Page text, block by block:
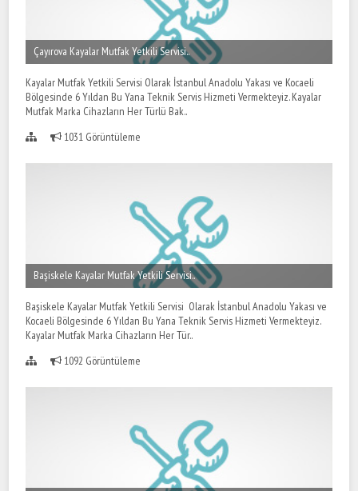
Çayırova Kayalar Mutfak Yetkili Servisi..
Kayalar Mutfak Yetkili Servisi Olarak İstanbul Anadolu Yakası ve Kocaeli
Bölgesinde 6 Yıldan Bu Yana Teknik Servis Hizmeti Vermekteyiz. Kayalar
Mutfak Marka Cihazların Her Türlü Bak..
1031 Görüntüleme
Başiskele Kayalar Mutfak Yetkili Servisi..
Başiskele Kayalar Mutfak Yetkili Servisi Olarak İstanbul Anadolu Yakası ve
Kocaeli Bölgesinde 6 Yıldan Bu Yana Teknik Servis Hizmeti Vermekteyiz.
Kayalar Mutfak Marka Cihazların Her Tür..
1092 Görüntüleme